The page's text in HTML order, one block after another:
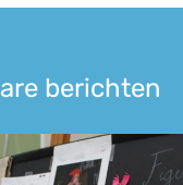
berichten